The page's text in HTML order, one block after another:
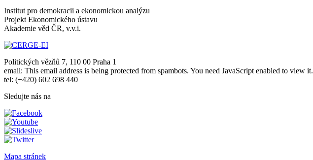
Institut pro demokracii a ekonomickou analýzu
Projekt Ekonomického ústavu
Akademie věd ČR, v.v.i.
Politických vězňů 7, 110 00 Praha 1
email: This email address is being protected from spambots. You need JavaScript enabled to view it.
tel: (+420) 602 698 440
Sledujte nás na
Mapa stránek